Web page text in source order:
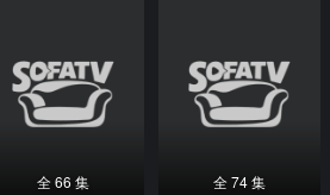
全 66 集 全 74 集